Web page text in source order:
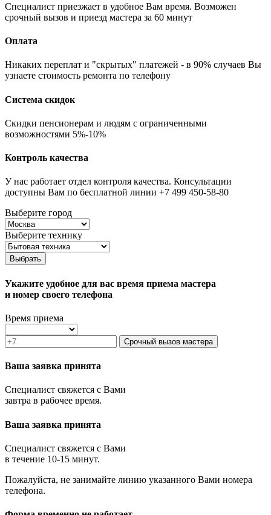
Специалист приезжает в удобное Вам время. Возможен
срочный вызов и приезд мастера за 60 минут
Оплата
Никаких переплат и "скрытых" платежей - в 90% случаев Вы
узнаете стоимость ремонта по телефону
Система скидок
Скидки пенсионерам и людям с ограниченными
возможностями 5%-10%
Контроль качества
У нас работает отдел контроля качества. Консультации
доступны Вам по бесплатной линии +7 499 450-58-80
Выберите город
Выберите технику
Выбрать
Укажите удобное для вас время приема мастера
и номер своего телефона
Время приема
Срочный вызов мастера
Ваша заявка принята
Специалист свяжется с Вами
завтра в рабочее время.
Ваша заявка принята
Специалист свяжется с Вами
в течение 10-15 минут.
Пожалуйста, не занимайте линию указанного Вами номера
телефона.